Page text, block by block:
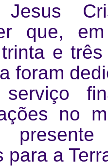
Jesus
que,
e
foram
no
para a